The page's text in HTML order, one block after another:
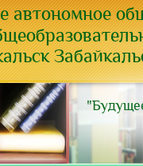
автономное